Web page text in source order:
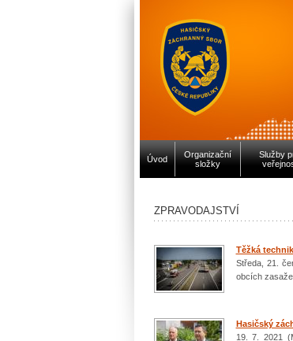
Úvod
Organizační
složky
Služby
ZPRAVODAJSTVÍ
Těžká
Středa, 21.
obcích
Hasičský
19. 7. 2021